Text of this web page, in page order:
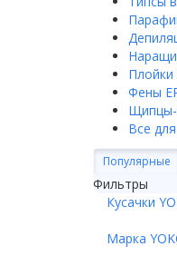
Плойки
Фены
Щипцы-
Все
Популярные
Фильтры
Кусачки
Марка